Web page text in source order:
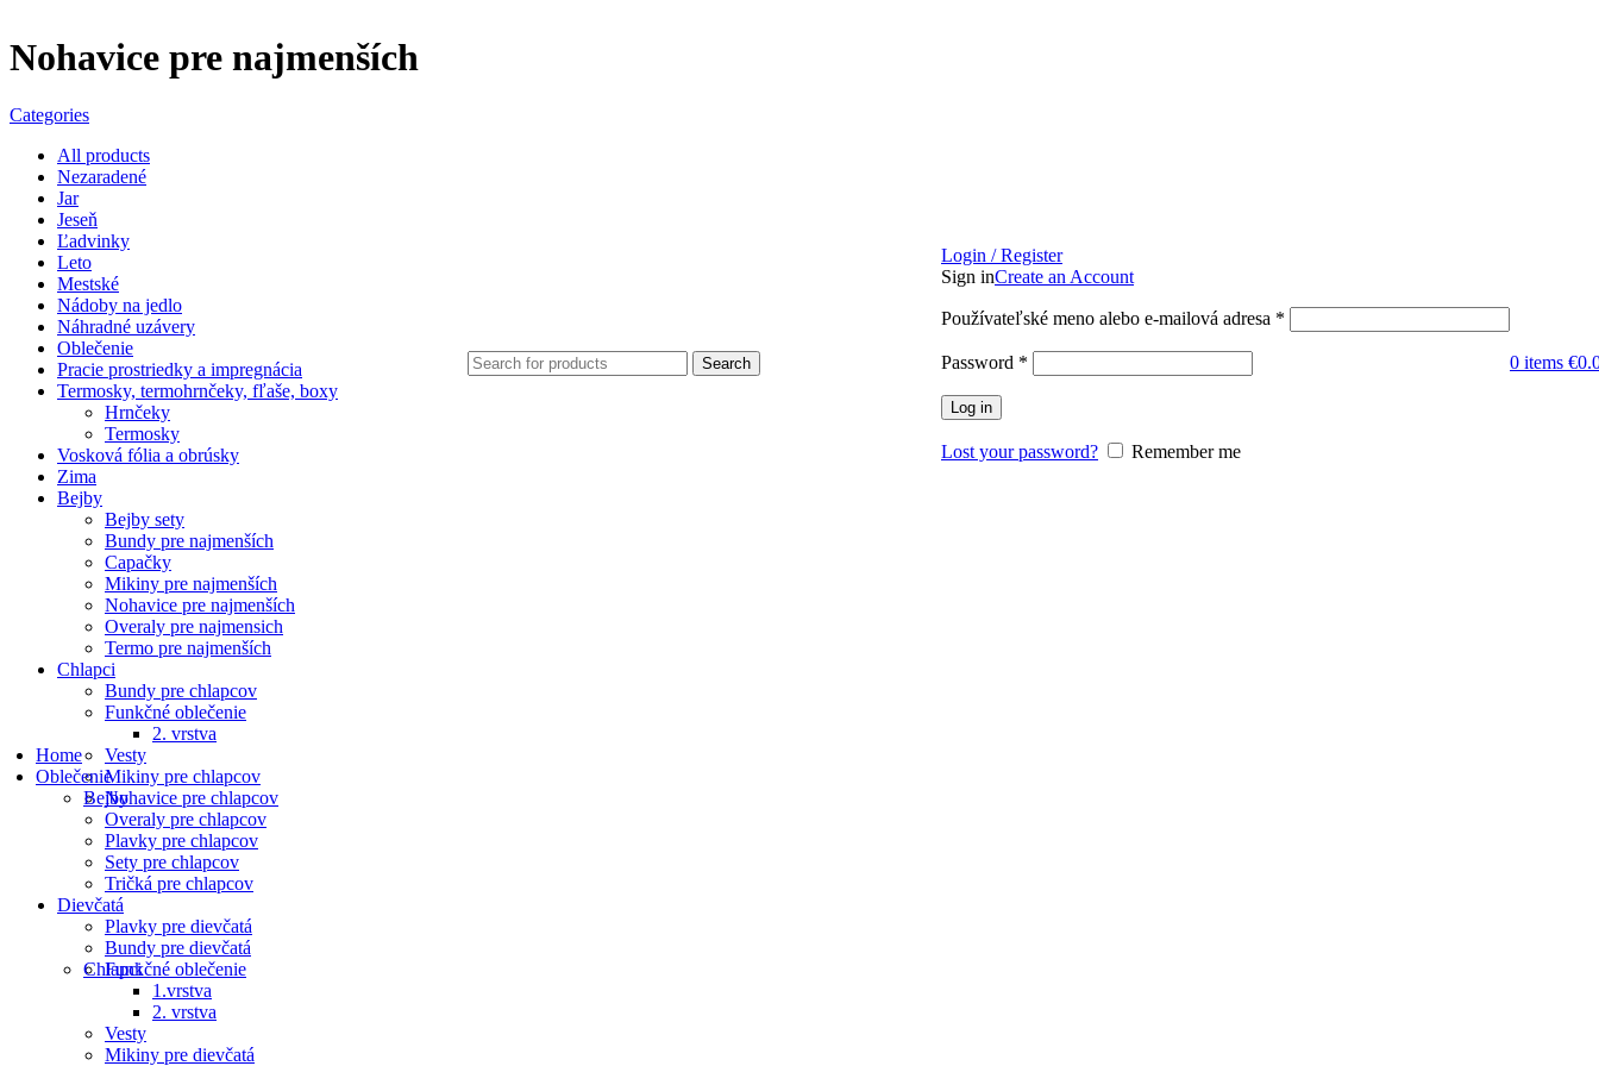
Search
Login / Register
Sign inCreate an Account
Používateľské meno alebo e-mailová adresa *
Password *
Log in
Lost your password? Remember me
0 items €
Home
Oblečenie
Bejby
Chlapci
Nohavice pre najmenších
Categories
All products
Nezaradené
Jar
Jeseň
Ľadvinky
Leto
Mestské
Nádoby na jedlo
Náhradné uzávery
Oblečenie
Pracie prostriedky a impregnácia
Termosky, termohrnčeky, fľaše, boxy
Hrnčeky
Termosky
Vosková fólia a obrúsky
Zima
Bejby
Bejby sety
Bundy pre najmenších
Capačky
Mikiny pre najmenších
Nohavice pre najmenších
Overaly pre najmensich
Termo pre najmenších
Chlapci
Bundy pre chlapcov
Funkčné oblečenie
2. vrstva
Vesty
Mikiny pre chlapcov
Nohavice pre chlapcov
Overaly pre chlapcov
Plavky pre chlapcov
Sety pre chlapcov
Tričká pre chlapcov
Dievčatá
Plavky pre dievčatá
Bundy pre dievčatá
Funkčné oblečenie
1.vrstva
2. vrstva
Vesty
Mikiny pre dievčatá